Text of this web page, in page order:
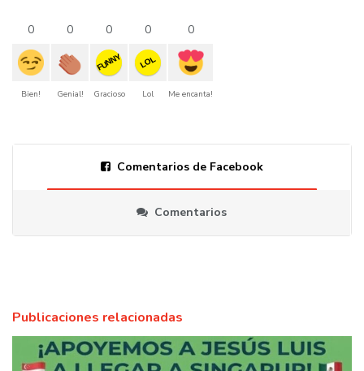
0
Bien!
0
Genial!
0
FUNNY
Gracioso
0
LOL
Lol
0
Me encanta!
Comentarios de Facebook
Comentarios
Publicaciones relacionadas